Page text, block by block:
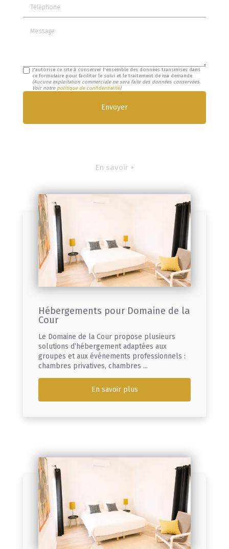
J'autorise ce site à conserver l'ensemble des données transmises dans
ce formulaire pour faciliter le suivi et le traitement de ma demande.
(Aucune exploitation commerciale ne sera faite des données conservées.
Voir notre politique de confidentialité)
En savoir +
Hébergements pour Domaine de la
Cour
Le Domaine de la Cour propose plusieurs
solutions d’hébergement adaptées aux
groupes et aux événements professionnels :
chambres privatives, chambres ...
En savoir plus